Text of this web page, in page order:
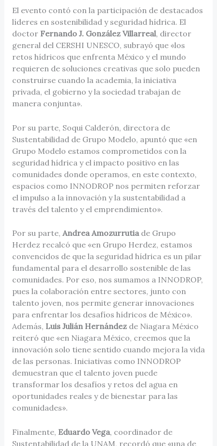
El evento contó con la participación de destacados
líderes en sostenibilidad y seguridad hídrica. El
doctor Fernando J. González Villarreal, director
general del CERSHI UNESCO, subrayó que «los
retos hídricos que enfrenta México y el mundo
requieren de soluciones creativas que solo pueden
construirse cuando la academia, la iniciativa
privada, el gobierno y la sociedad trabajan de
manera conjunta».
Por su parte, Soqui Calderón, directora de
Sustentabilidad de Grupo Modelo, apuntó que «en
Grupo Modelo estamos comprometidos con la
seguridad hídrica y el impacto positivo en las
comunidades donde operamos, en este contexto,
espacios como INNODROP nos permiten reforzar
el impulso a la innovación y la sustentabilidad a
través del talento y el emprendimiento».
Por su parte, Andrea Amozurrutia de Grupo
Herdez recalcó que «en Grupo Herdez, estamos
convencidos de que la seguridad hídrica es un pilar
fundamental para el desarrollo sostenible de las
comunidades. Por eso, nos sumamos a INNODROP,
pues la colaboración entre sectores, junto con
talento joven, nos permite generar innovaciones
para enfrentar los desafíos hídricos de México».
Además, Luis Julián Hernández de Niagara México
reiteró que «en Niagara México, creemos que la
innovación solo tiene sentido cuando mejora la vida
de las personas. Iniciativas como INNODROP
demuestran que el talento joven puede
transformar los desafíos y retos del agua en
oportunidades reales y de bienestar para las
comunidades».
Finalmente, Eduardo Vega, coordinador de
Sustentabilidad de la UNAM, recordó que «una de